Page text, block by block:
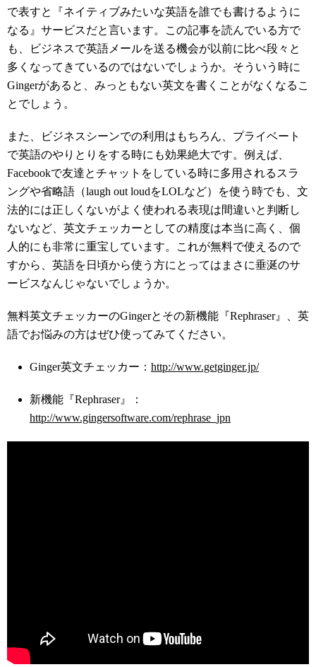
で表すと『ネイティブみたいな英語を誰でも書けるように
なる』サービスだと言います。この記事を読んでいる方で
も、ビジネスで英語メールを送る機会が以前に比べ段々と
多くなってきているのではないでしょうか。そういう時に
Gingerがあると、みっともない英文を書くことがなくなるこ
とでしょう。
また、ビジネスシーンでの利用はもちろん、プライベート
で英語のやりとりをする時にも効果絶大です。例えば、
Facebookで友達とチャットをしている時に多用されるスラ
ングや省略語（laugh out loudをLOLなど）を使う時でも、文
法的には正しくないがよく使われる表現は間違いと判断し
ないなど、英文チェッカーとしての精度は本当に高く、個
人的にも非常に重宝しています。これが無料で使えるので
すから、英語を日頃から使う方にとってはまさに垂涎のサ
ービスなんじゃないでしょうか。
無料英文チェッカーのGingerとその新機能『Rephraser』、英
語でお悩みの方はぜひ使ってみてください。
Ginger英文チェッカー： http://www.getginger.jp/
新機能『Rephraser』：
http://www.gingersoftware.com/rephrase_jpn